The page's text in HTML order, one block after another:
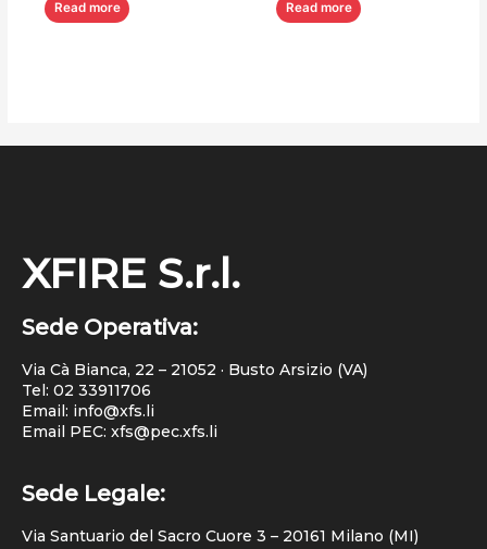
Read more Read more
XFIRE S.r.l.
Sede Operativa:
Via Cà Bianca, 22 – 21052 · Busto Arsizio (VA)
Tel: 02 33911706
Email: info@xfs.li
Email PEC: xfs@pec.xfs.li
Sede Legale:
Via Santuario del Sacro Cuore 3 – 20161 Milano (MI)